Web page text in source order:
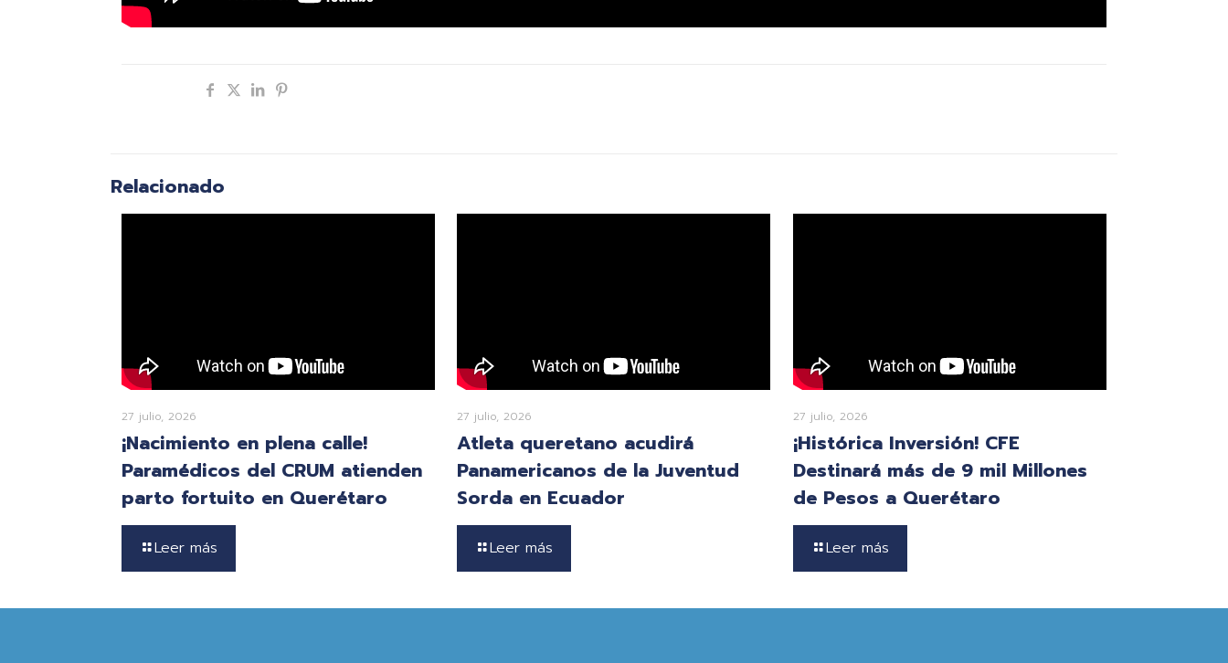
Relacionado
27 julio, 2026
¡Nacimiento en plena calle!
Paramédicos del CRUM atienden
parto fortuito en Querétaro
Leer más
27 julio, 2026
Atleta queretano acudirá
Panamericanos de la Juventud
Sorda en Ecuador
Leer más
27 julio, 2026
¡Histórica Inversión! CFE
Destinará más de 9 mil Millones
de Pesos a Querétaro
Leer más